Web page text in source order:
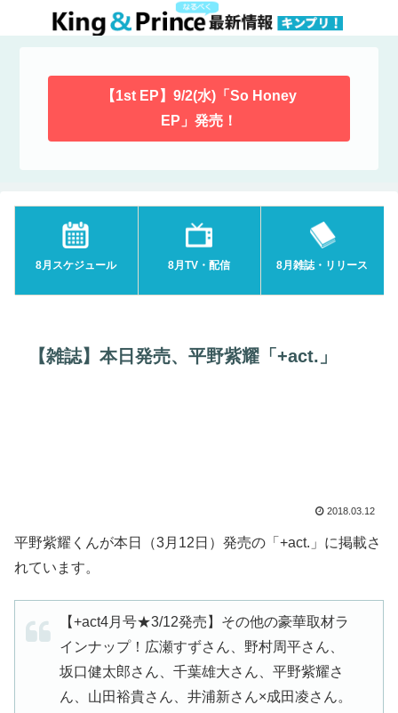
【1st EP】9/2(水)「So Honey
EP」発売！
8月スケジュール 8月TV・配信 8月雑誌・リリース
【雑誌】本日発売、平野紫耀「+act.」
2018.03.12
平野紫耀くんが本日（3月12日）発売の「+act.」に掲載さ
れています。
【+act4月号★3/12発売】その他の豪華取材ラ
インナップ！広瀬すずさん、野村周平さん、
坂口健太郎さん、千葉雄大さん、平野紫耀さ
ん、山田裕貴さん、井浦新さん×成田凌さん。